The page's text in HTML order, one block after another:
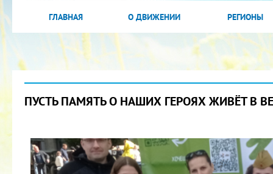
ГЛАВНАЯ О ДВИЖЕНИИ РЕГИОНЫ
ПУСТЬ ПАМЯТЬ О НАШИХ ГЕРОЯХ ЖИВЁТ В